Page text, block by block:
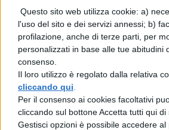
Questo sito web utilizza cookie: a)
l'uso del sito e dei servizi annessi; b)
profilazione, anche di terze parti, per
personalizzati in base alle tue abitudini
consenso.
Il loro utilizzo è regolato dalla relativa
cliccando qui
Per il consenso ai cookies facoltativi
cliccando sul bottone Accetta tutti qui
Gestisci opzioni è possibile accedere
attirando l’attenzione della
nazionale.
Il ministro dell’Istruzione
Giuseppe Valditara
,
per i Rapporti con il
Ciriani, sono intervenuti